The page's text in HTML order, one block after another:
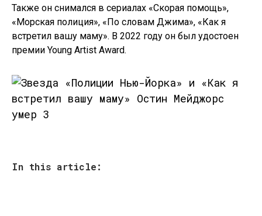
Также он снимался в сериалах «Скорая помощь»,
«Морская полиция», «По словам Джима», «Как я
встретил вашу маму». В 2022 году он был удостоен
премии Young Artist Award.
In this article: